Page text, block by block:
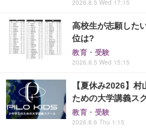
2026.8.5 Wed 17:15
高校生が志願した
位は?
教育・受験
2026.8.5 Wed 15:15
【夏休み2026】
ための大学講義ス
教育・受験
2026.8.6 Thu 1:15